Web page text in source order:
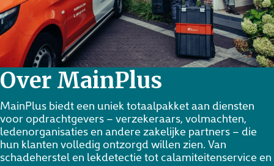
Over MainPlus
MainPlus biedt een uniek totaalpakket aan diensten
voor opdrachtgevers – verzekeraars, volmachten,
ledenorganisaties en andere zakelijke partners – die
hun klanten volledig ontzorgd willen zien. Van
schadeherstel en lekdetectie tot calamiteitenservice en